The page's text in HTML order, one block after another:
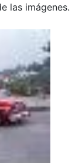
las imágenes.